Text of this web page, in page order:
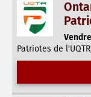
Patriotes de